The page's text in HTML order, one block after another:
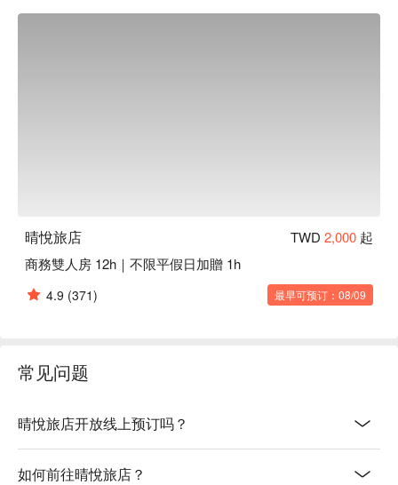
晴悅旅店 TWD 2,000 起
商務雙人房 12h｜不限平假日加贈 1h
4.9 (371) 最早可预订：08/09
常见问题
晴悅旅店开放线上预订吗？
如何前往晴悅旅店？